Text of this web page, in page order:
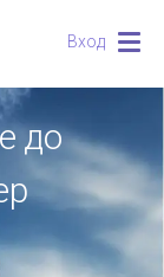
Вход
до